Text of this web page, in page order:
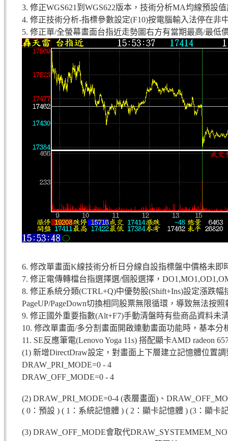
3. 修正WGS621到WGS622版本，技術分析MA均線預設
4. 修正技術分析-指標參數設定(F10)按電腦輸入法停在非
5. 修正單/全螢幕畫面台指近走勢圖右方有當期最高/最低
6. 修改單畫面K線技術分析日分線自設指標盤中價格未
7. 修正電傳轉檔台指選擇選/個股選擇，
8. 修正系統分類(CTRL+Q)中優勢股(Shift+Ins)設定漲跌
PageUP/PageDown切換相同股票無限循環，導致無法按
9. 修正國外重要指數(Alt+F7)手動清盤時有些商品資料未
10. 修改單畫面/多分割畫面開啟連動畫面功能時，基本
11. SE反應筆電(Lenovo Yoga 11s) 搭配顯卡AMD radeon
(1) 新增DirectDraw設定，對畫面上下層建立記憶體位置
DRAW_PRI_MODE=0 - 4
DRAW_OFF_MODE=0 - 4
(2) DRAW_PRI_MODE=0-4 (表層畫面)、
( 0：預設 ) ( 1：系統記憶體 ) ( 2：顯卡記憶體 ) (3：顯卡
(3) DRAW_OFF_MODE會取代